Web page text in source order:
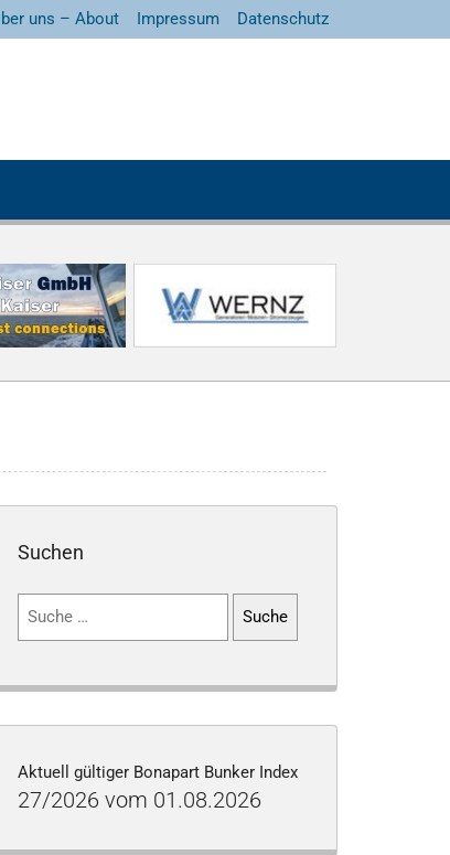
uns – About Impressum Datenschutz
Suchen
Suchen
Aktuell gültiger Bonapart Bunker Index
27/2026 vom 01.08.2026